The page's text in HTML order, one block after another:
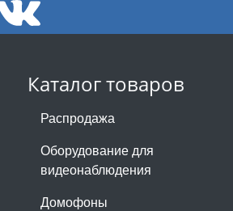
Каталог товаров
Распродажа
Оборудование для
видеонаблюдения
Домофоны